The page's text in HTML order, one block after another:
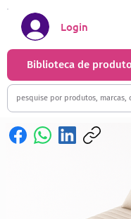
Biblioteca de
Login